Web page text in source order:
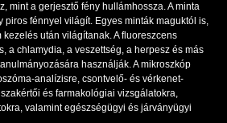
mint a gerjesztő fény hullámhossza. A minta
piros fénnyel világít. Egyes minták maguktól is,
után világítanak. A fluoreszcens
a chlamydia, a veszettség, a herpesz és más
használják. A mikroszkóp
analízisre, csontvelő- és vérkenet-
és farmakológiai vizsgálatokra,
valamint egészségügyi és járványügyi